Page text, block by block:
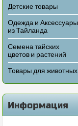
Детские товары
Одежда и Аксессуары
из Тайланда
Семена тайских
цветов и растений
Товары для животных
Информация